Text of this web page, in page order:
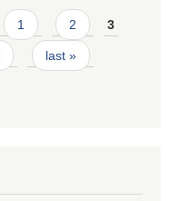
1 2 3
last »